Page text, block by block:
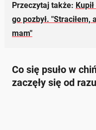
Przeczytaj także:
go pozbył. "Straciłem,
mam"
Co się psuło w
zaczęły się od razu